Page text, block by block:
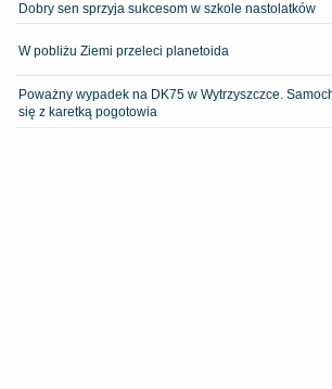
Dobry sen sprzyja sukcesom w szkole nastolatków
W pobliżu Ziemi przeleci planetoida
Poważny wypadek na DK75 w Wytrzyszczce.
się z karetką pogotowia